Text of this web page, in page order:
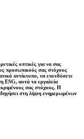
οπτικές για να σας
προσωπικούς σας στόχους
αντίκτυπο, να επενδύσετε
ESG, αυτά τα εργαλεία
σας στόχους. Η
στη λήψη ενημερωμένων